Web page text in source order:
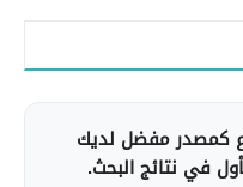
كمصدر مفضل لديك
في نتائج البحث.